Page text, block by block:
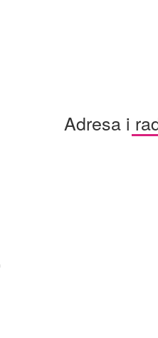
Adresa i